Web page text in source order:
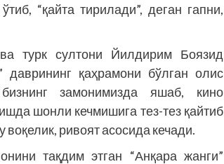
“қайта тирилади”, деган гапни,
турк султони Йилдирим Боязид
даврининг қаҳрамони бўлган олис
замонимизда яшаб, кино
шонли кечмишига тез-тез қайтиб
ривоят асосида кечади.
тақдим этган “Анқара жанги”